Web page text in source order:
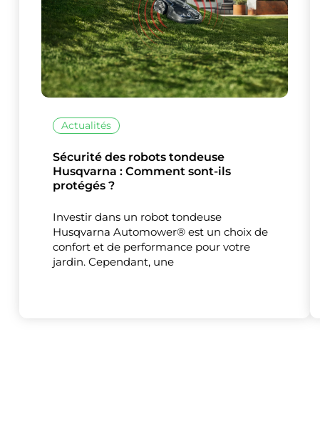
Ce site
Actualités
Sécurité des robots tondeuse
Husqvarna : Comment sont-ils
protégés ?
Investir dans un robot tondeuse
Husqvarna Automower® est un choix de
confort et de performance pour votre
jardin. Cependant, une